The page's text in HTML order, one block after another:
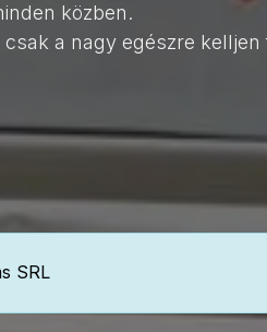
közben.
a nagy egészre kelljen
SRL